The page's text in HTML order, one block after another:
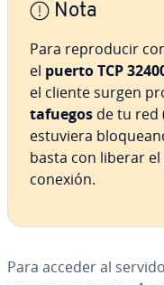
Nota
Para re­pro­du­cir
el puerto TCP
el cliente surgen
ta­fue­gos de tu red
estuviera
basta con liberar
conexión.
Para acceder al